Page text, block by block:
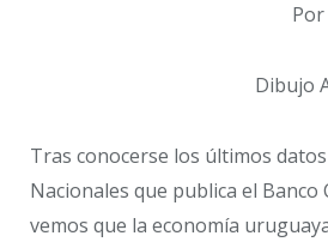
Dibujo
Tras conocerse los últimos
Nacionales que publica el Banco
vemos que la economía